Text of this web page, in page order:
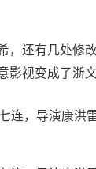
，还有几处修
影视变成了浙文